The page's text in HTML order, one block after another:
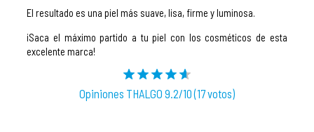
El resultado es una piel más suave, lisa, firme y luminosa.
¡Saca el máximo partido a tu piel con los cosméticos de esta
excelente marca!
Opiniones THALGO 9.2/10 (17 votos)